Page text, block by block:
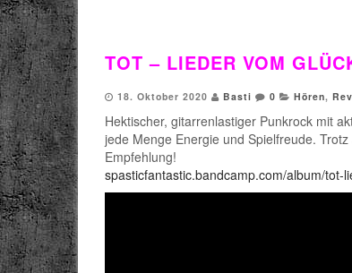
TOT – LIEDER VOM
18. Oktober 2020 Basti 0 Hören,
Hektischer, gitarrenlastiger Punkrock mit
jede Menge Energie und Spielfreude.
Empfehlung!
spasticfantastic.bandcamp.com/album/tot-